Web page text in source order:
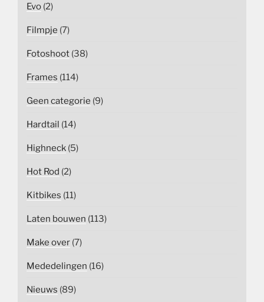
Evo (2)
Filmpje (7)
Fotoshoot (38)
Frames (114)
Geen categorie (9)
Hardtail (14)
Highneck (5)
Hot Rod (2)
Kitbikes (11)
Laten bouwen (113)
Make over (7)
Mededelingen (16)
Nieuws (89)